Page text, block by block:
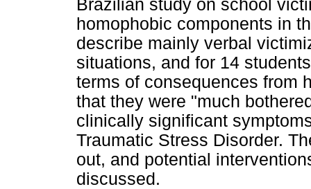
Brazilian study on school
homophobic components in
describe mainly verbal
situations, and for 14
terms of consequences from
that they were "much
clinically significant
Traumatic Stress Disorder.
out, and potential
discussed.